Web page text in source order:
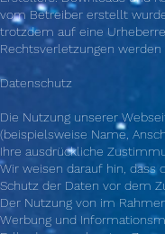
vom Betreiber erstellt
trotzdem auf eine
Rechtsverletzungen
Datenschutz
Die Nutzung unserer
(beispielsweise Name,
Ihre ausdrückliche
Wir weisen darauf hin, dass
Schutz der Daten vor dem
Der Nutzung von im
Werbung und